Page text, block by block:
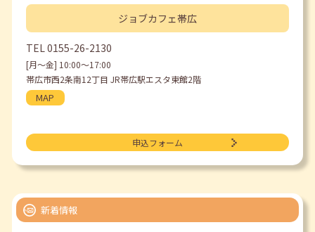
ジョブカフェ帯広
TEL0155-26-2130
[月〜金] 10:00〜17:00
帯広市西2条南12丁目 JR帯広駅エスタ東館2階
MAP
申込フォーム
新着情報